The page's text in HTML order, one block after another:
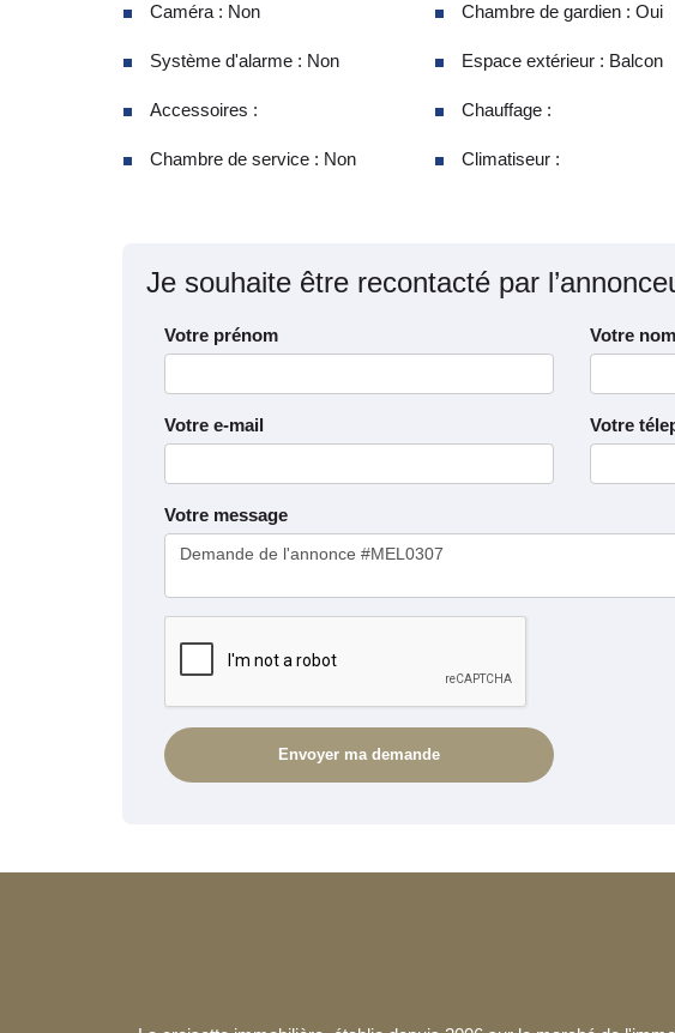
Caméra : Non
Système d'alarme : Non
Accessoires :
Chambre de service : Non
Chambre de gardien : Oui
Espace extérieur : Balcon
Chauffage :
Climatiseur :
Je souhaite être recontacté par
Votre prénom Votre nom
Votre e-mail Votre
Votre message